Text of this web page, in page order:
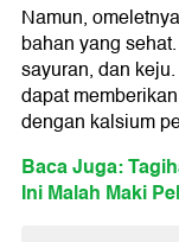
Namun,
bahan yang
sayuran, dan
dapat
dengan kalsium
Baca Juga:
Ini Malah Maki